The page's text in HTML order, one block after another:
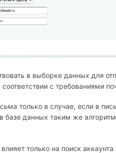
в выборке данных для
с требованиями
только в случае, если в
базе данных таким же
только на поиск аккаунта